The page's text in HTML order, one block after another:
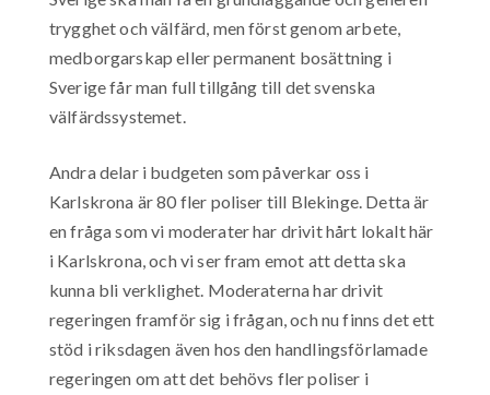
trygghet och välfärd, men först genom arbete,
medborgarskap eller permanent bosättning i
Sverige får man full tillgång till det svenska
välfärdssystemet.
Andra delar i budgeten som påverkar oss i
Karlskrona är 80 fler poliser till Blekinge. Detta är
en fråga som vi moderater har drivit hårt lokalt här
i Karlskrona, och vi ser fram emot att detta ska
kunna bli verklighet. Moderaterna har drivit
regeringen framför sig i frågan, och nu finns det ett
stöd i riksdagen även hos den handlingsförlamade
regeringen om att det behövs fler poliser i